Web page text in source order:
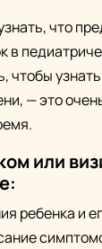
что
в
чтобы
— это
или
ребенка и